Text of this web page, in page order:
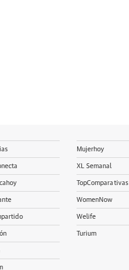
Mujerhoy
XL Semanal
TopComparativas
WomenNow
Welife
Turium